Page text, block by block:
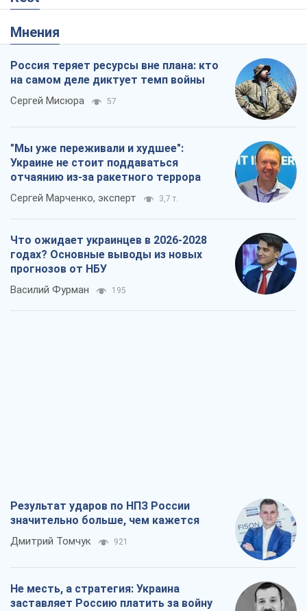
Мнения
Россия теряет ресурсы вне плана: кто
на самом деле диктует темп войны
Сергей Мисюра 57
"Мы уже переживали и худшее":
Украине не стоит поддаваться
отчаянию из-за ракетного террора
Сергей Марченко, эксперт 3,7 т.
Что ожидает украинцев в 2026-2028
годах? Основные выводы из новых
прогнозов от НБУ
Василий Фурман 195
Результат ударов по НПЗ России
значительно больше, чем кажется
Дмитрий Томчук 921
Не месть, а стратегия: Украина
заставляет Россию платить за войну